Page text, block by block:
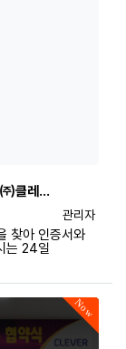
㈜클레…
등록자
관리자
찾아 인증서와
는 24일
Now